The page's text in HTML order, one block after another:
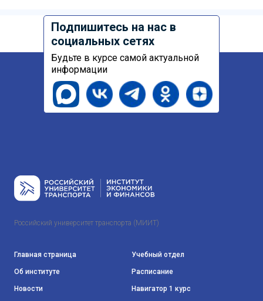
Подпишитесь на нас в
социальных сетях
Будьте в курсе самой актуальной
информации
Российский университет транспорта (МИИТ)
Главная страница
Об институте
Новости
Учебный отдел
Расписание
Навигатор 1 курс